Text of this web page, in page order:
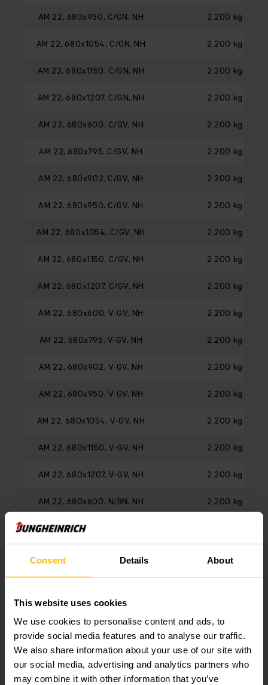
Consent Details About
This website uses cookies
We use cookies to personalise content and ads, to
provide social media features and to analyse our traffic.
We also share information about your use of our site with
our social media, advertising and analytics partners who
may combine it with other information that you’ve
AM 22, 680x950, C/GN, NH 2.200 kg
AM 22, 680x1054, C/GN, NH 2.200 kg
AM 22, 680x1150, C/GN, NH 2.200 kg
AM 22, 680x1207, C/GN, NH 2.200 kg
AM 22, 680x600, C/GV, NH 2.200 kg
AM 22, 680x795, C/GV, NH 2.200 kg
AM 22, 680x902, C/GV, NH 2.200 kg
AM 22, 680x950, C/GV, NH 2.200 kg
AM 22, 680x1054, C/GV, NH 2.200 kg
AM 22, 680x1150, C/GV, NH 2.200 kg
AM 22, 680x1207, C/GV, NH 2.200 kg
AM 22, 680x600, V-GV, NH 2.200 kg
AM 22, 680x795, V-GV, NH 2.200 kg
AM 22, 680x902, V-GV, NH 2.200 kg
AM 22, 680x950, V-GV, NH 2.200 kg
AM 22, 680x1054, V-GV, NH 2.200 kg
AM 22, 680x1150, V-GV, NH 2.200 kg
AM 22, 680x1207, V-GV, NH 2.200 kg
AM 22, 680x600, N/BN, NH 2.200 kg
AM 22, 680x795, N/BN, NH
AM 22, 680x902, N/BN, NH 2.200 kg
AM 22, 680x950, N/BN, NH 2.200 kg
AM 22, 680x1054, N/BN, NH
AM 22, 680x1150, N/BN, NH 2.200 kg
AM 22, 680x1207, N/BN, NH 2.200 kg